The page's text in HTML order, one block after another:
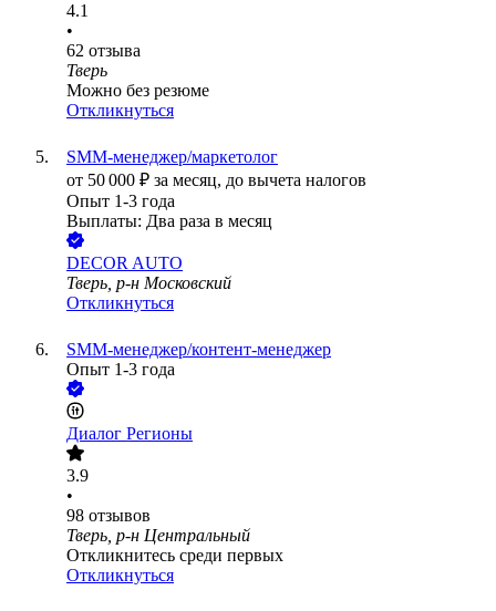
4.1
•
62 отзыва
Тверь
Можно без резюме
Откликнуться
SMM-менеджер/маркетолог
от 50 000 ₽ за месяц, до вычета налогов
Опыт 1-3 года
Выплаты: Два раза в месяц
DECOR AUTO
Тверь, р-н Московский
Откликнуться
SMM-менеджер/контент-менеджер
Опыт 1-3 года
Диалог Регионы
3.9
•
98 отзывов
Тверь, р-н Центральный
Откликнитесь среди первых
Откликнуться